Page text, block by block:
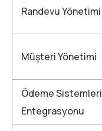
Randevu Yönetimi
Müşteri Yönetimi
Ödeme Sistemleri
Entegrasyonu